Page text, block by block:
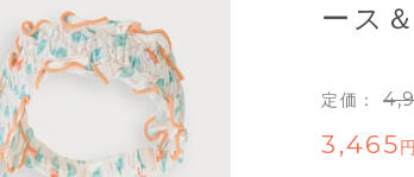
ース
定価：
3,465